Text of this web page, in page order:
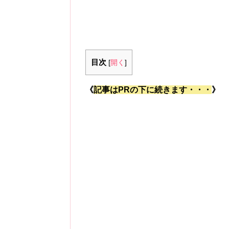
目次 [開く ]
《記事はPRの下に続きます・・・ 》